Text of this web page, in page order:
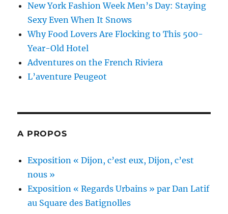
New York Fashion Week Men’s Day: Staying
Sexy Even When It Snows
Why Food Lovers Are Flocking to This 500-
Year-Old Hotel
Adventures on the French Riviera
L’aventure Peugeot
A PROPOS
Exposition « Dijon, c’est eux, Dijon, c’est
nous »
Exposition « Regards Urbains » par Dan Latif
au Square des Batignolles